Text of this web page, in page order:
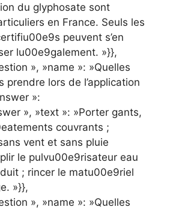
du glyphosate sont
en France. Seuls les
peuvent s’en
lu00e9galement. »}},
», »name »: »Quelles
prendre lors de l’application
»:
», »text »: »Porter gants,
couvrants ;
vent et sans pluie
le pulvu00e9risateur eau
; rincer le matu00e9riel
»}},
», »name »: »Quelles